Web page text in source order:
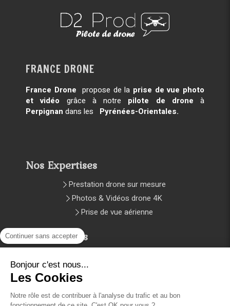
FRANCE DRONE
France Drone propose de la prise de vue photo
et vidéo grâce à notre pilote de drone à
Perpignan dans les Pyrénées-Orientales.
Nos Expertises
Prestation drone sur mesure
Photos & Vidéos drone 4K
Prise de vue aérienne
Infos légales
Mentions légales et CGV
Continuer sans accepter
Bonjour c'est nous...
Les Cookies
Notre rôle est de contribuer à l'analyse du trafic et au bon